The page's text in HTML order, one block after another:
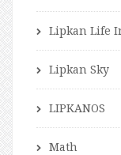
Lipkan Life
Lipkan Sky
LIPKANOS
Math